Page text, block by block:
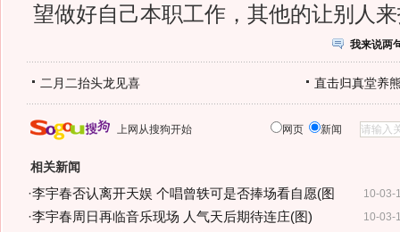
望做好自己本职工作，其他的让别人来
我来说两
二月二抬头龙见喜 直击归真堂养
上网从搜狗开始 网页 新闻
相关新闻
10-03-
·李宇春否认离开天娱 个唱曾轶可是否捧场看自愿(图
10-03-
·李宇春周日再临音乐现场 人气天后期待连庄(图)